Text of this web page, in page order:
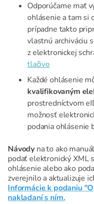
Odporúčame mať
ohlásenie a tam si
prípadne takto
vlastnú archiváciu
z elektronickej
tlačivo
Každé ohlásenie
kvalifikovaným
prostredníctvom
možnosť
podania ohlásenie
Návody na to ako
podať elektronický XML
ohlásenie alebo ako
zverejnilo a aktualizuje
Informácie k podaniu
nakladaní s ním.